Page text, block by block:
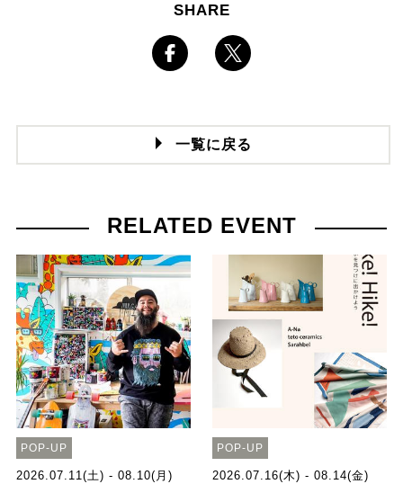
SHARE
一覧に戻る
RELATED EVENT
POP-UP
2026.07.11(土) - 08.10(月)
POP-UP
2026.07.16(木) - 08.14(金)